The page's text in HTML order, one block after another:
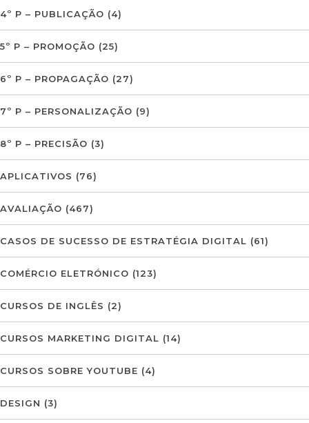
4º P – PUBLICAÇÃO (4)
5º P – PROMOÇÃO (25)
6º P – PROPAGAÇÃO (27)
7º P – PERSONALIZAÇÃO (9)
8º P – PRECISÃO (3)
APLICATIVOS (76)
AVALIAÇÃO (467)
CASOS DE SUCESSO DE ESTRATÉGIA DIGITAL (61)
COMÉRCIO ELETRÓNICO (123)
CURSOS DE INGLÊS (2)
CURSOS MARKETING DIGITAL (14)
CURSOS SOBRE YOUTUBE (4)
DESIGN (3)